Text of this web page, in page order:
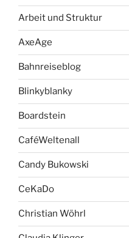
Arbeit und Struktur
AxeAge
Bahnreiseblog
Blinkyblanky
Boardstein
CaféWeltenall
Candy Bukowski
CeKaDo
Christian Wöhrl